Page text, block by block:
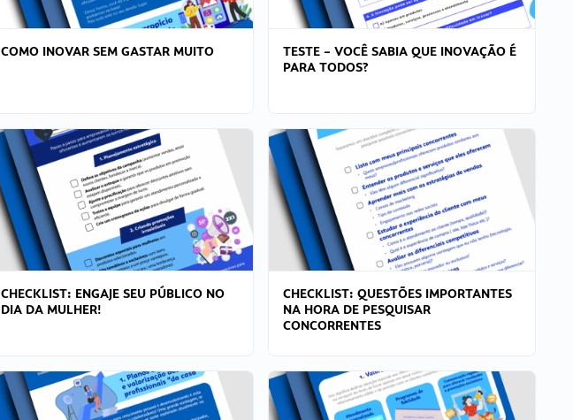
COMO INOVAR SEM GASTAR MUITO
TESTE – VOCÊ SABIA QUE INOVAÇÃO É
PARA TODOS?
CHECKLIST: ENGAJE SEU PÚBLICO NO
DIA DA MULHER!
CHECKLIST: QUESTÕES IMPORTANTES
NA HORA DE PESQUISAR
CONCORRENTES